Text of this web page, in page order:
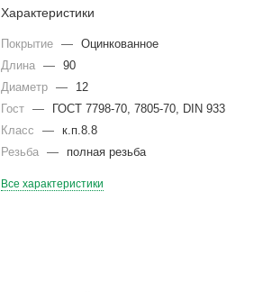
Характеристики
Покрытие —
Оцинкованное
Длина
—
90
Диаметр
—
12
Гост
—
ГОСТ 7798-70, 7805-70, DIN 933
Класс
—
к.п.8.8
Резьба
— полная резьба
Все характеристики